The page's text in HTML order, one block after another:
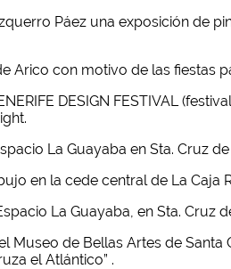
Páez una exposición de
Arico con motivo de las fiestas
DESIGN FESTIVAL
La Guayaba en Sta. Cruz de
en la cede central de La Caja
La Guayaba, en Sta. Cruz
Museo de Bellas Artes de
el Atlántico” .